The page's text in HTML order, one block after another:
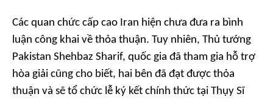
Các quan chức cấp cao Iran hiện chưa đưa ra bình
luận công khai về thỏa thuận. Tuy nhiên, Thủ tướng
Pakistan Shehbaz Sharif, quốc gia đã tham gia hỗ trợ
hòa giải cũng cho biết, hai bên đã đạt được thỏa
thuận và sẽ tổ chức lễ ký kết chính thức tại Thụy Sĩ